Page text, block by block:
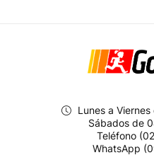
Lunes a
Sábados de
Teléfono
WhatsApp